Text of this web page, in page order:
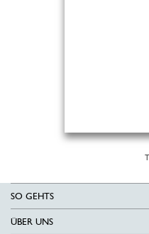
SO GEHTS
ÜBER UNS